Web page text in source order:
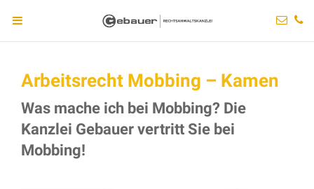
Arbeitsrecht Mobbing – Kamen
Was mache ich bei Mobbing? Die
Kanzlei Gebauer vertritt Sie bei
Mobbing!